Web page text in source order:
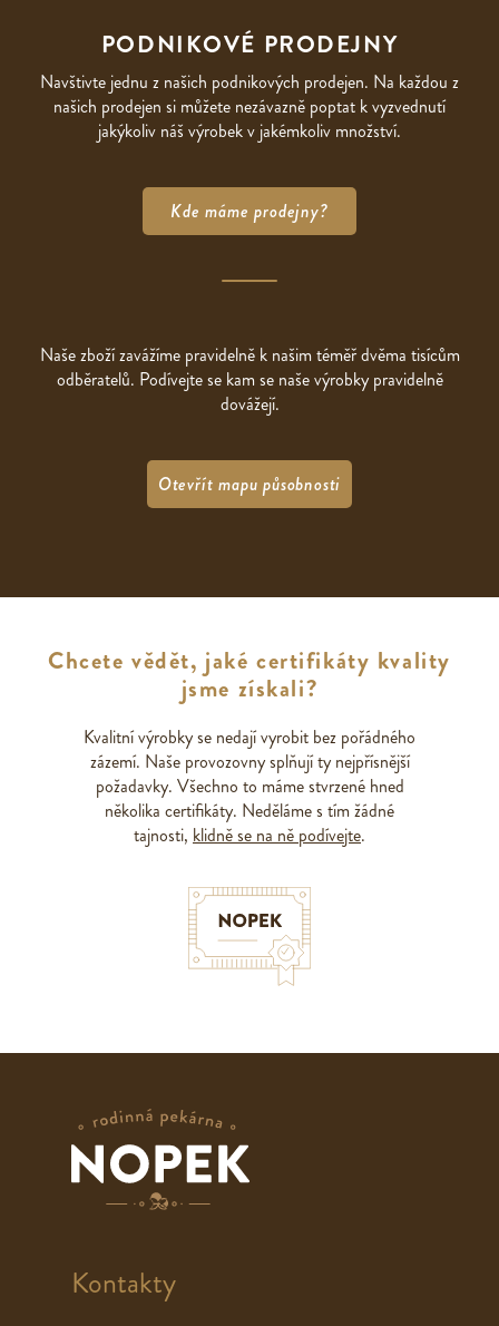
PODNIKOVÉ PRODEJNY
Navštivte jednu z našich podnikových prodejen. Na každou z
našich prodejen si můžete nezávazně poptat k vyzvednutí
jakýkoliv náš výrobek v jakémkoliv množství.
Kde máme prodejny?
Naše zboží zavážíme pravidelně k našim téměř dvěma tisícům
odběratelů. Podívejte se kam se naše výrobky pravidelně
dovážejí.
Otevřít mapu působnosti
Chcete vědět, jaké certifikáty kvality
jsme získali?
Kvalitní výrobky se nedají vyrobit bez pořádného
zázemí. Naše provozovny splňují ty nejpřísnější
požadavky. Všechno to máme stvrzené hned
několika certifikáty. Neděláme s tím žádné
tajnosti, klidně se na ně podívejte.
Kontakty